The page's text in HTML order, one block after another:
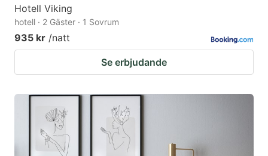
Hotell Viking
hotell · 2 Gäster · 1 Sovrum
935 kr /natt
Se erbjudande